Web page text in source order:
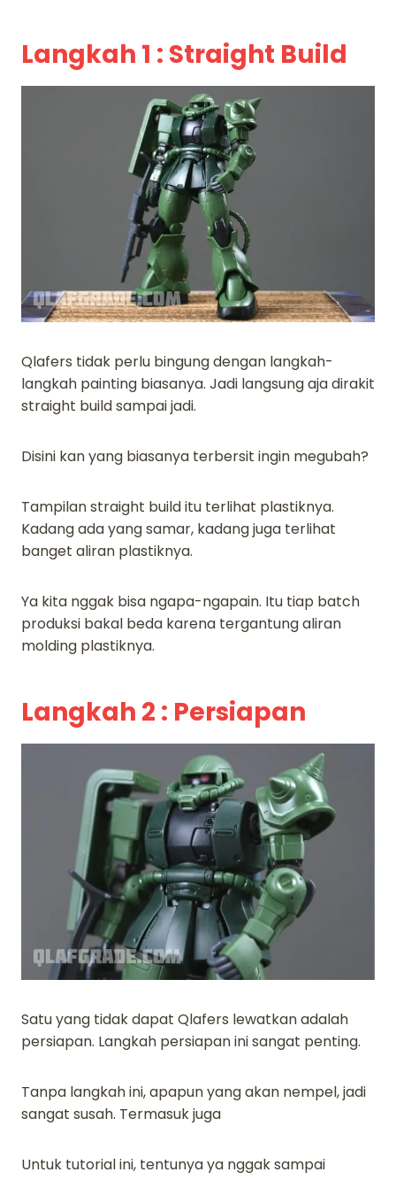
Langkah 1 : Straight Build
Qlafers tidak perlu bingung dengan langkah-
langkah painting biasanya. Jadi langsung aja dirakit
straight build sampai jadi.
Disini kan yang biasanya terbersit ingin megubah?
Tampilan straight build itu terlihat plastiknya.
Kadang ada yang samar, kadang juga terlihat
banget aliran plastiknya.
Ya kita nggak bisa ngapa-ngapain. Itu tiap batch
produksi bakal beda karena tergantung aliran
molding plastiknya.
Langkah 2 : Persiapan
Satu yang tidak dapat Qlafers lewatkan adalah
persiapan. Langkah persiapan ini sangat penting.
Tanpa langkah ini, apapun yang akan nempel, jadi
sangat susah. Termasuk juga
Untuk tutorial ini, tentunya ya nggak sampai